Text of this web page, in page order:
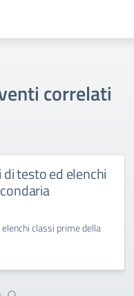
correlati
testo ed elenchi
classi prime della